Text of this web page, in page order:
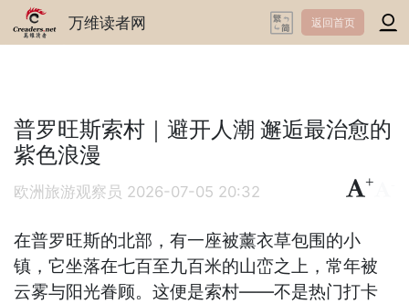
万维读者网 返回首页
普罗旺斯索村｜避开人潮 邂逅最治愈的
紫色浪漫
欧洲旅游观察员 2026-07-05 20:32
+
在普罗旺斯的北部，有一座被薰衣草包围的小
镇，它坐落在七百至九百米的山峦之上，常年被
云雾与阳光眷顾。这便是索村——不是热门打卡